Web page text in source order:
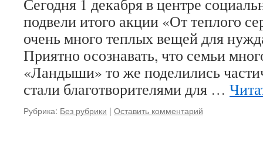
Сегодня 1 декабря в центре
подвели итого акции «От теплого
очень много теплых вещей для
Приятно осознавать, что семьи
«Ландыши» то же поделились
стали благотворителями для …
Рубрика: Без рубрики | Оставить комментарий